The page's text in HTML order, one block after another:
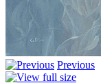
Previous